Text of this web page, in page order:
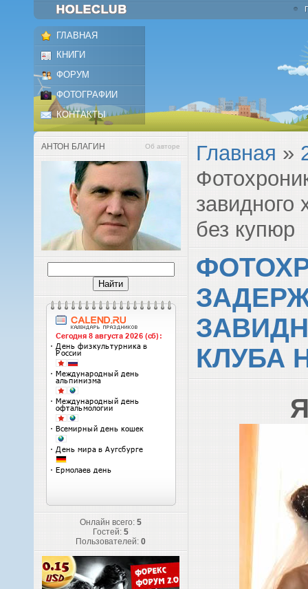
ГЛАВНАЯ
КНИГИ
ФОРУМ
ФОТОГРАФИИ
КОНТАКТЫ
АНТОН БЛАГИН Об авторе
Онлайн всего: 5
Гостей: 5
Пользователей: 0
Главная »
завидного
без купюр
КЛУБА